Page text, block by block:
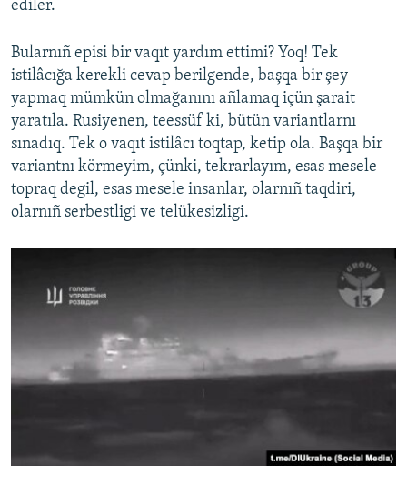
ediler.
Bularnıñ episi bir vaqıt yardım ettimi? Yoq! Tek
istilâcığa kerekli cevap berilgende, başqa bir şey
yapmaq mümkün olmağanını añlamaq içün şarait
yaratıla. Rusiyenen, teessüf ki, bütün variantlarnı
sınadıq. Tek o vaqıt istilâcı toqtap, ketip ola. Başqa bir
variantnı körmeyim, çünki, tekrarlayım, esas mesele
topraq degil, esas mesele insanlar, olarnıñ taqdiri,
olarnıñ serbestligi ve telükesizligi.